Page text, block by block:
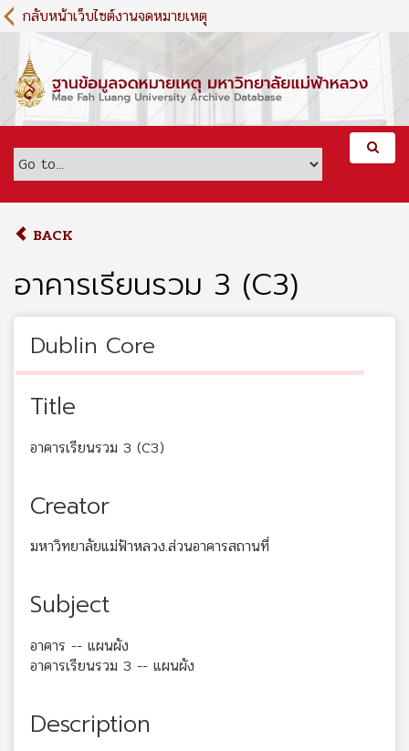
S
k
m
c
กลับหน้าเว็บไซต์งานจดหมายเหตุ
BACK
อาคารเรียนรวม 3 (C3)
Dublin Core
Title
อาคารเรียนรวม 3 (C3)
Creator
มหาวิทยาลัยแม่ฟ้าหลวง.ส่วนอาคารสถานที่
Subject
อาคาร -- แผนผัง
อาคารเรียนรวม 3 -- แผนผัง
Description